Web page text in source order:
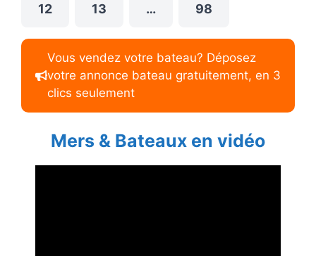
12 13 … 98
Vous vendez votre bateau? Déposez
votre annonce bateau gratuitement, en 3
clics seulement
Mers & Bateaux en vidéo